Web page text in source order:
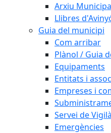
Arxiu
Llibres
Guia del municipi
Com arribar
Plànol / Guia
Equipaments
Entitats i
Empreses i
Servei de
Emergències